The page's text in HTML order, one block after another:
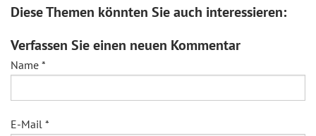
Diese Themen könnten Sie auch interessieren:
Verfassen Sie einen neuen Kommentar
Name *
E-Mail *